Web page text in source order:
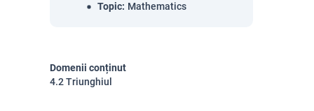
Topic: Mathematics
Domenii conținut
4.2 Triunghiul